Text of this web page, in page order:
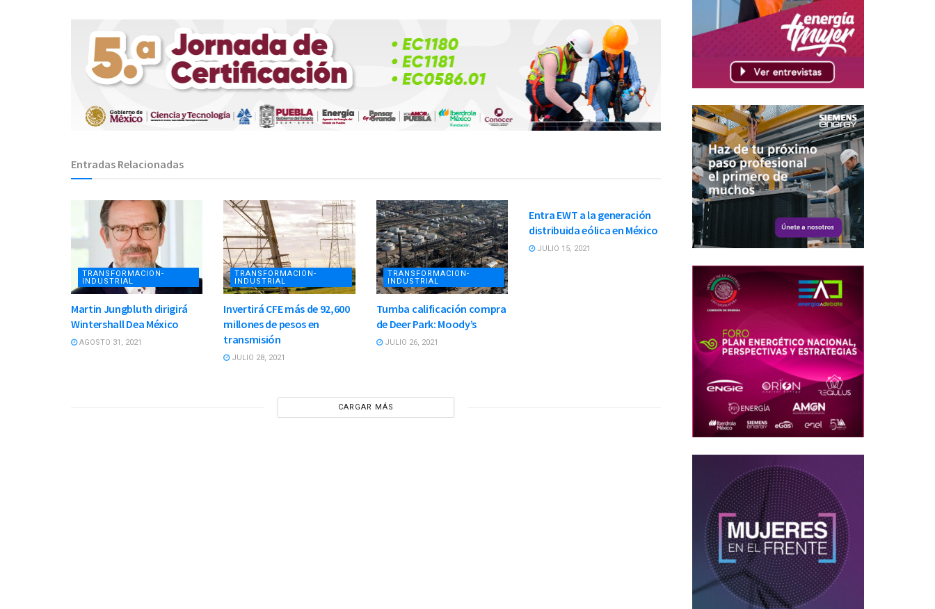
Entradas Relacionadas
TRANSFORMACION-
INDUSTRIAL
Martin Jungbluth dirigirá
Wintershall Dea México
AGOSTO 31, 2021
TRANSFORMACION-
INDUSTRIAL
Invertirá CFE más de 92,600
millones de pesos en
transmisión
JULIO 28, 2021
TRANSFORMACION-
INDUSTRIAL
Tumba calificación compra
de Deer Park: Moody’s
JULIO 26, 2021
Entra EWT a la generación
distribuida eólica en México
JULIO 15, 2021
CARGAR MÁS